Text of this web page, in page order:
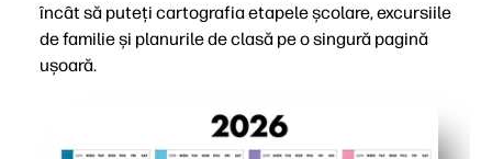
încât să puteți cartografia etapele școlare, excursiile
de familie și planurile de clasă pe o singură pagină
ușoară.
Fără pregătire - descărcați, imprimați și începeți
Planificare generală - vedeți întregul an pentru a